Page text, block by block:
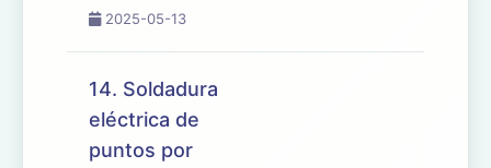
apoyarlo en
🎧 En este episodio
tratamos el tema 15
oposiciones de
Mantenimiento de
2025-05-13
14. Soldadura
eléctrica de
puntos por